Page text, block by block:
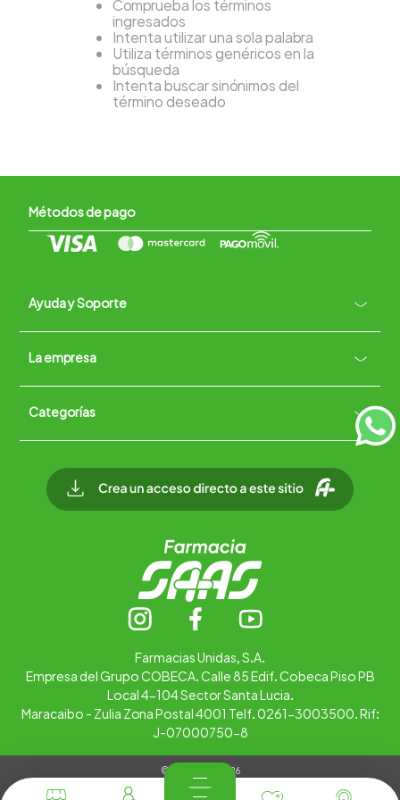
Comprueba los términos
ingresados
Intenta utilizar una sola palabra
Utiliza términos genéricos en la
búsqueda
Intenta buscar sinónimos del
término deseado
Métodos de pago
Ayuda y Soporte +
Contacto vía WhatsApp
Términos y condiciones
La empresa +
Quiénes somos
Trabaja con nosotros
Categorías +
Alimentos
Cuidado personal
Hogar
Infantil
Medicamentos
Farmacias Unidas, S.A.
Empresa del Grupo COBECA. Calle 85 Edif. Cobeca Piso PB
Local 4-104 Sector Santa Lucia.
Maracaibo - Zulia Zona Postal 4001 Telf. 0261-3003500. Rif:
J-07000750-8
© Copyright 2026
Tienda Virtual desarrollada por